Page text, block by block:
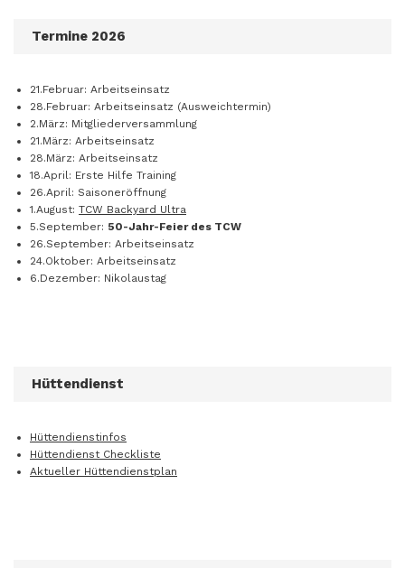
Termine 2026
21.Februar: Arbeitseinsatz
28.Februar: Arbeitseinsatz (Ausweichtermin)
2.März: Mitgliederversammlung
21.März: Arbeitseinsatz
28.März: Arbeitseinsatz
18.April: Erste Hilfe Training
26.April: Saisoneröffnung
1.August: TCW Backyard Ultra
5.September: 50-Jahr-Feier des TCW
26.September: Arbeitseinsatz
24.Oktober: Arbeitseinsatz
6.Dezember: Nikolaustag
Hüttendienst
Hüttendienstinfos
Hüttendienst Checkliste
Aktueller Hüttendienstplan